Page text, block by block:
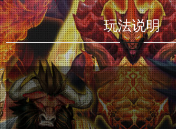
玩法说明